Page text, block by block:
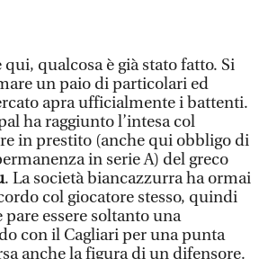
qui, qualcosa è già stato fatto. Si
un paio di particolari ed
apra ufficialmente i battenti.
ha raggiunto l’intesa col
in prestito (anche qui obbligo di
in serie A) del greco
. La società biancazzurra ha ormai
col giocatore stesso, quindi
essere soltanto una
con il Cagliari per una punta
anche la figura di un difensore.